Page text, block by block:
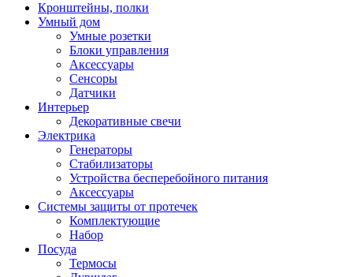
Кронштейны, полки
Умный дом
Умные розетки
Блоки управления
Аксессуары
Сенсоры
Датчики
Интерьер
Декоративные свечи
Электрика
Генераторы
Стабилизаторы
Устройства бесперебойного питания
Аксессуары
Системы защиты от протечек
Комплектующие
Набор
Посуда
Термосы